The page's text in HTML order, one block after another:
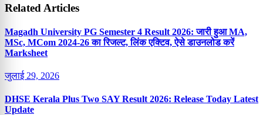
Related Articles
Magadh University PG Semester 4 Result 2026: जारी हुआ MA,
MSc, MCom 2024-26 का रिजल्ट, लिंक एक्टिव, ऐसे डाउनलोड करें
Marksheet
जुलाई 29, 2026
DHSE Kerala Plus Two SAY Result 2026: Release Today Latest
Update